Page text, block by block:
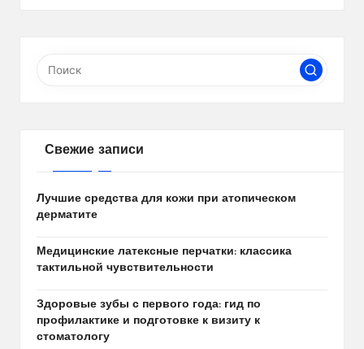
Свежие записи
Лучшие средства для кожи при атопическом
дерматите
Медицинские латексные перчатки: классика
тактильной чувствительности
Здоровые зубы с первого года: гид по
профилактике и подготовке к визиту к
стоматологу